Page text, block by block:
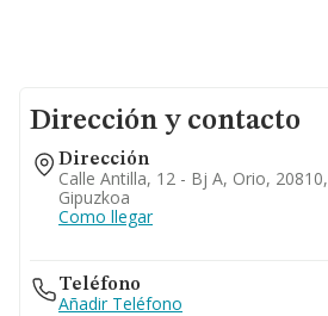
Dirección y contacto
Dirección
Calle Antilla, 12 - Bj A, Orio, 20810,
Gipuzkoa
Como llegar
Teléfono
Añadir Teléfono